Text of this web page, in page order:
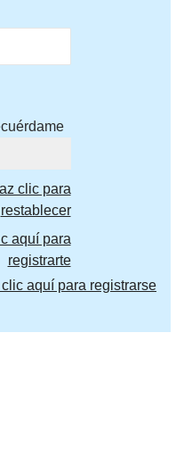
clic para
restablecer
aquí para
registrarte
aquí para registrarse